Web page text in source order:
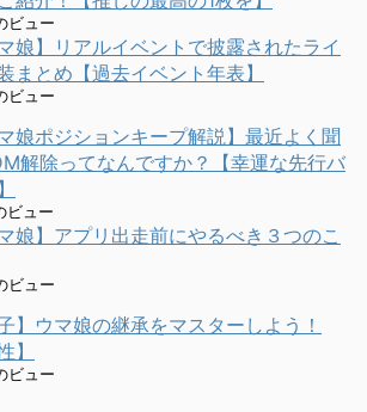
ビュー
マ娘】リアルイベントで披露されたライ
まとめ【過去イベント年表】
ビュー
マ娘ポジションキープ解説】最近よく聞
解除ってなんですか？【幸運な先行バ
ビュー
マ娘】アプリ出走前にやるべき３つのこ
ビュー
子】ウマ娘の継承をマスターしよう！
】
ビュー